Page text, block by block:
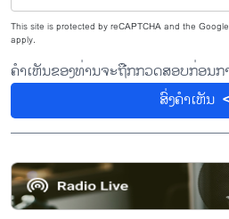
This site is protected by reCAPTCHA and the Google
apply.
ຄຳເຫັນຂອງທ່ານຈະຖືກກວດສອບກ່ອນກ
ສົ່ງຄຳເຫັນ